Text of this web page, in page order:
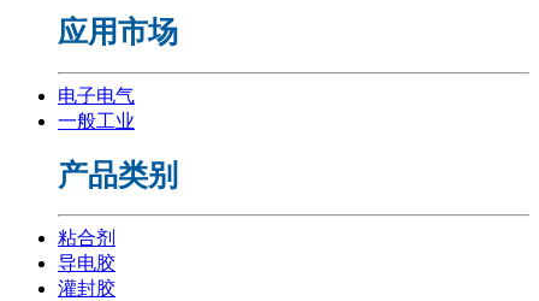
应用市场
电子电气
一般工业
产品类别
粘合剂
导电胶
灌封胶